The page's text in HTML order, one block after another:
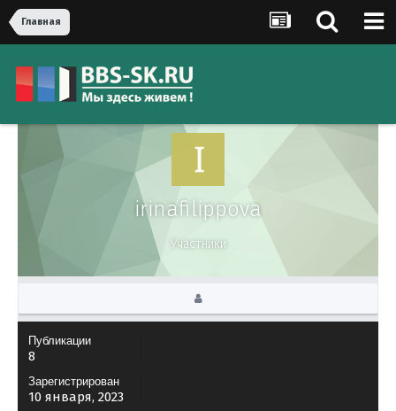
Главная
irinafilippova
Участники
Публикации
8
Зарегистрирован
10 января, 2023